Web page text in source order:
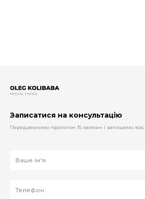
Записатися на консультацію
Передзвонимо протягом 15 хвилин і запишемо вас